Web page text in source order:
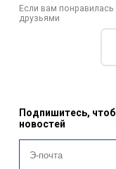
Если вам
друзьями
Подпишитесь,
новостей